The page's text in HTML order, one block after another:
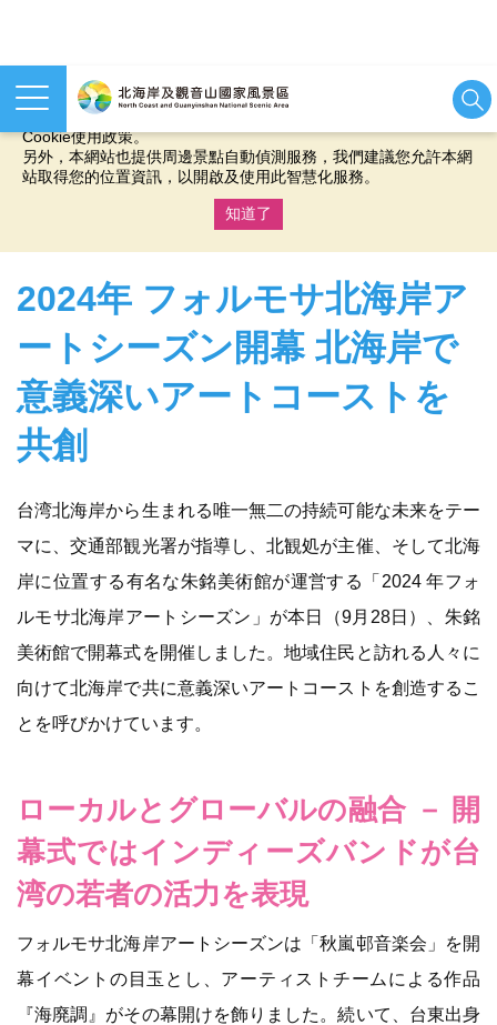
本網站使用cookies等相關技術以持續優化網站服務，並有助於為
您提供更佳的體驗，當您繼續使用本網站即表示您同意我們的
Cookie使用政策。
另外，本網站也提供周邊景點自動偵測服務，我們建議您允許本網
站取得您的位置資訊，以開啟及使用此智慧化服務。
知道了
2024年 フォルモサ北海岸ア
ートシーズン開幕 北海岸で
意義深いアートコーストを
共創
台湾北海岸から生まれる唯一無二の持続可能な未来をテー
マに、交通部観光署が指導し、北観処が主催、そして北海
岸に位置する有名な朱銘美術館が運営する「2024 年フォ
ルモサ北海岸アートシーズン」が本日（9月28日）、朱銘
美術館で開幕式を開催しました。地域住民と訪れる人々に
向けて北海岸で共に意義深いアートコーストを創造するこ
とを呼びかけています。
ローカルとグローバルの融合 － 開
幕式ではインディーズバンドが台
湾の若者の活力を表現
フォルモサ北海岸アートシーズンは「秋嵐邨音楽会」を開
幕イベントの目玉とし、アーティストチームによる作品
『海廃調』がその幕開けを飾りました。続いて、台東出身